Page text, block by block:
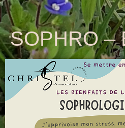
SOPHRO –